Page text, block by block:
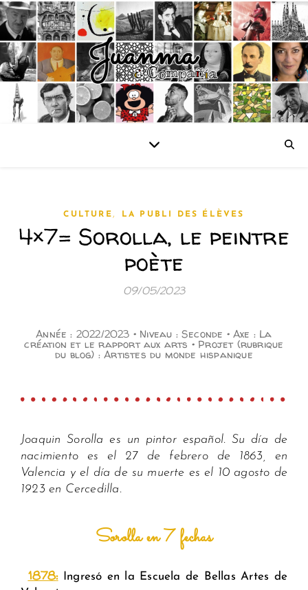
CULTURE, LA PUBLI DES ÉLÈVES
4×7= Sorolla, le peintre
poète
09/05/2023
Année : 2022/2023 • Niveau : Seconde • Axe : La
création et le rapport aux arts • Projet (rubrique
du blog) : Artistes du monde hispanique
Joaquin Sorolla es un pintor español. Su día de
nacimiento es el 27 de febrero de 1863, en
Valencia y el día de su muerte es el 10 agosto de
1923 en Cercedilla.
Sorolla en 7 fechas
1878:
Ingresó en la Escuela de Bellas Artes de